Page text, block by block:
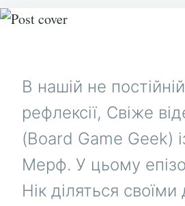
В нашій не
рефлексії, Свіже
(Board Game Geek)
Мерф. У цьому
Нік діляться